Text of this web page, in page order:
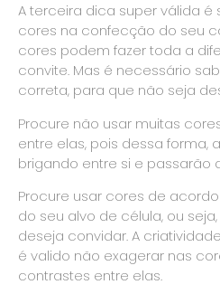
A terceira dica super válida
cores na confecção do seu
cores podem fazer toda a
convite. Mas é necessário
correta, para que não seja
Procure não usar muitas
entre elas, pois dessa forma,
brigando entre si e passarão
Procure usar cores de
do seu alvo de célula, ou
deseja convidar. A
é valido não exagerar nas
contrastes entre elas.